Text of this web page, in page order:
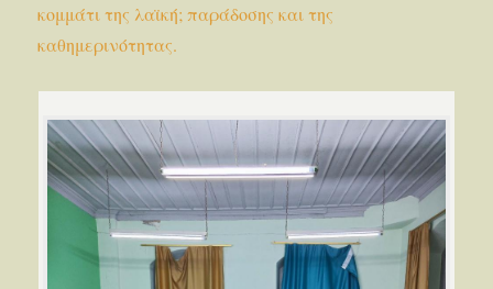
κομμάτι της λαϊκή; παράδοσης και της
καθημερινότητας.